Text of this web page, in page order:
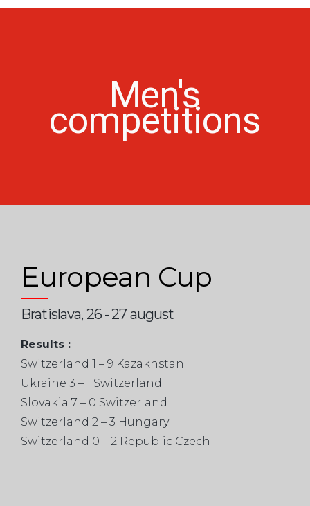
Men's
competitions
European Cup
Bratislava, 26 - 27 august
Results :
Switzerland 1 – 9 Kazakhstan
Ukraine 3 – 1 Switzerland
Slovakia 7 – 0 Switzerland
Switzerland 2 – 3 Hungary
Switzerland 0 – 2 Republic Czech